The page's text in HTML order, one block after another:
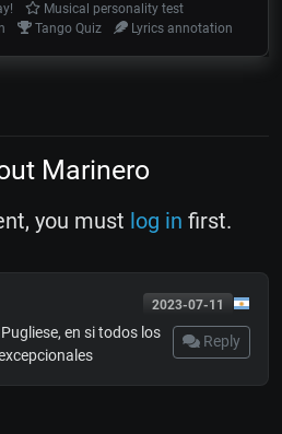
Musical personality test
Tango Quiz Lyrics annotation
Marinero
you must log in first.
2023-07-11
Reply
en si todos los